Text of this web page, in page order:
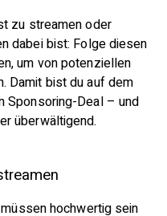
zu streamen oder
dabei bist: Folge diesen
um von potenziellen
Damit bist du auf dem
Sponsoring-Deal – und
überwältigend.
hochwertig sein